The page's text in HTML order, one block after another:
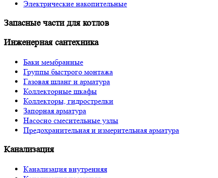
Электрические накопительные
Запасные части для котлов
Инженерная сантехника
Баки мембранные
Группы быстрого монтажа
Газовая шланг и арматура
Коллекторные шкафы
Коллекторы, гидрострелки
Запорная арматура
Насосно смесительные узлы
Предохранительная и измерительная арматура
Канализация
Канализация внутренняя